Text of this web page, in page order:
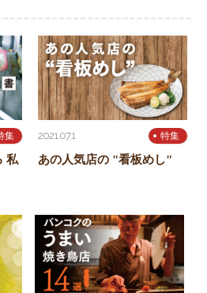
集
私
2021.07.1 特集
あの人気店の "看板めし"